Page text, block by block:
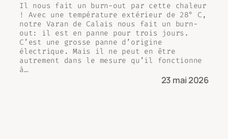
Il nous fait un burn-out par cette chaleur
! Avec une température extérieur de 28° C,
notre Varan de Calais nous fait un burn-
out: il est en panne pour trois jours.
C’est une grosse panne d’origine
électrique. Mais il ne peut en être
autrement dans le mesure qu’il fonctionne
à…
23 mai 2026